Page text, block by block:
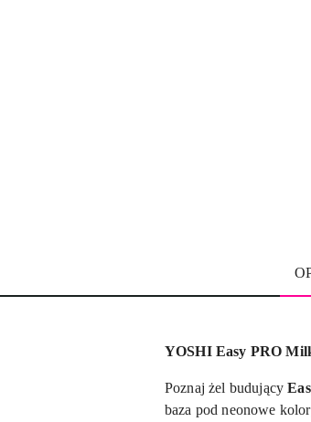
YOSHI Easy PRO
Poznaj żel budujący
baza pod neonowe